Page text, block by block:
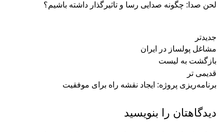
لحن صدا: چگونه صدایی رسا و تاثیرگذار داشته باشیم؟
جدیدتر
مشاغل پولساز در ایران
بازگشت به لیست
قدیمی تر
برنامه‌ریزی پروژه: ایجاد نقشه راه برای موفقیت
دیدگاهتان را بنویسید